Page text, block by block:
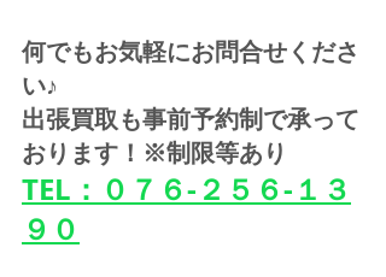
何でもお気軽にお問合せくださ
い♪
出張買取も事前予約制で承って
おります！※制限等あり
TEL：０７６-２５６-１３
９０